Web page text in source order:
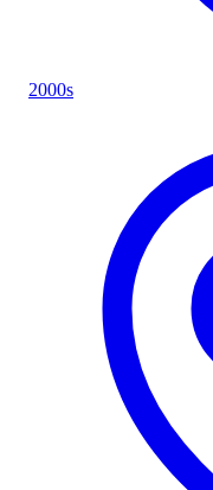
2000s